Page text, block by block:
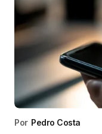
Por Pedro Costa